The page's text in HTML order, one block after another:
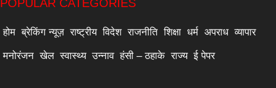
POPULAR CATEGORIES
होम ब्रेकिंग न्यूज़ राष्ट्रीय विदेश राजनीति शिक्षा धर्म अपराध व्यापार
मनोरंजन खेल स्वास्थ्य उन्नाव हंसी – ठहाके राज्य ई पेपर